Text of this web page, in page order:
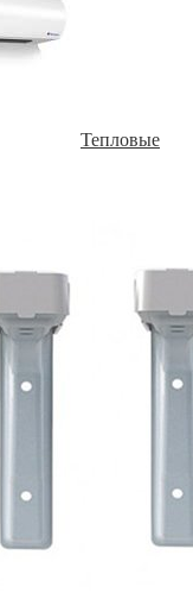
Тепловые